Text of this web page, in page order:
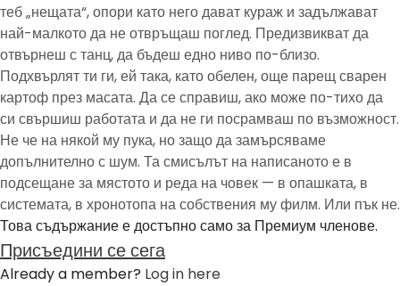
теб „нещата“, опори като него дават кураж и задължават
най-малкото да не отвръщаш поглед. Предизвикват да
отвърнеш с танц, да бъдеш едно ниво по-близо.
Подхвърлят ти ги, ей така, като обелен, още парещ сварен
картоф през масата. Да се справиш, ако може по-тихо да
си свършиш работата и да не ги посрамваш по възможност.
Не че на някой му пука, но защо да замърсяваме
допълнително с шум. Та смисълът на написаното е в
подсещане за мястото и реда на човек — в опашката, в
системата, в хронотопа на собствения му филм. Или пък не.
Това съдържание е достъпно само за Премиум членове.
Присъедини се сега
Already a member? Log in here